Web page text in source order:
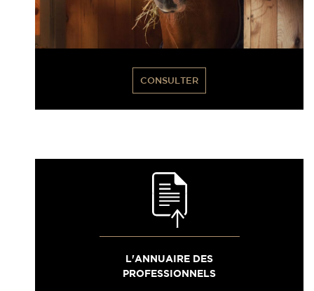
CONSULTER
L'ANNUAIRE DES
PROFESSIONNELS